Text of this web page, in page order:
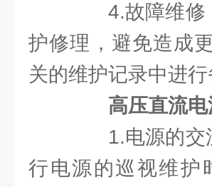
4.故障维修，
护修理，避免造成
关的维护记录中进行
高压直流
1.电源的交流
行电源的巡视维护